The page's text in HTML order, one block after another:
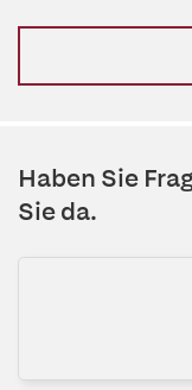
Haben Sie
Sie da.